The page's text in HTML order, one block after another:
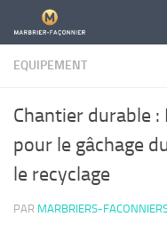
Skip to content
EQUIPEMENT
Chantier durable
pour le gâchage
le recyclage
PAR MARBRIERS-